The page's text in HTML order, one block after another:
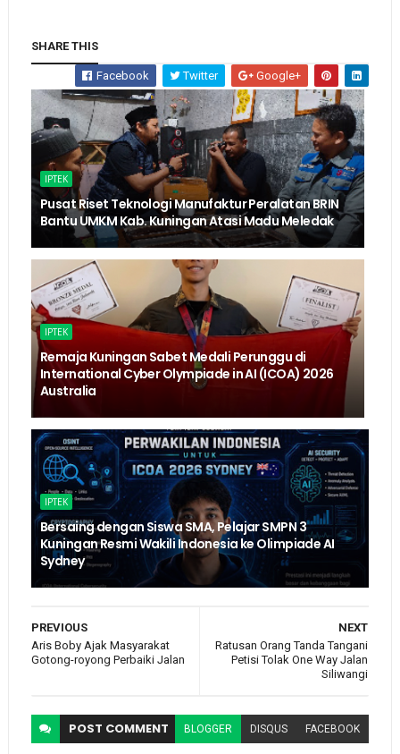
SHARE THIS
Facebook Twitter Google+
IPTEK
Pusat Riset Teknologi Manufaktur Peralatan BRIN
Bantu UMKM Kab. Kuningan Atasi Madu Meledak
IPTEK
Remaja Kuningan Sabet Medali Perunggu di
International Cyber Olympiade in AI (ICOA) 2026
Australia
IPTEK
Bersaing dengan Siswa SMA, Pelajar SMPN 3
Kuningan Resmi Wakili Indonesia ke Olimpiade AI
Sydney
NEXT
Ratusan Orang Tanda Tangani
Petisi Tolak One Way Jalan
Siliwangi
PREVIOUS
Aris Boby Ajak Masyarakat
Gotong-royong Perbaiki Jalan
POST COMMENT BLOGGER DISQUS FACEBOOK